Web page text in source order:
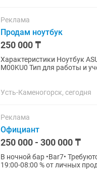
Реклама
Продам ноутбук
250 000 ₸
Характеристики Ноутбук
M00KU0 Тип для работы и
Усть-Каменогорск, сегодня
Реклама
Официант
250 000 - 300 000 ₸
В ночной бар •Bar7• Требуются официанты • График: 5/2 •
19:00-08:00 % от личных продаж. Доход от 250.000 до 300.000 тг в месяц ЗП - раз в